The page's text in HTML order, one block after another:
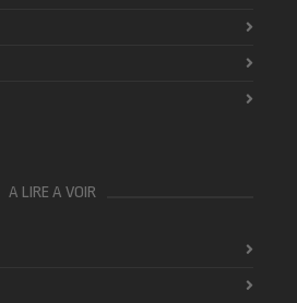
A LIRE A VOIR